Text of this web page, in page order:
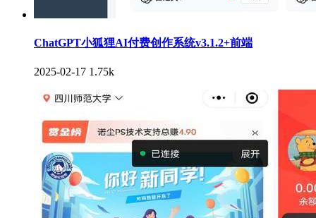
ChatGPT小狐狸AI付费创作系统v3.1.2+前端
2025-02-17 1.75k